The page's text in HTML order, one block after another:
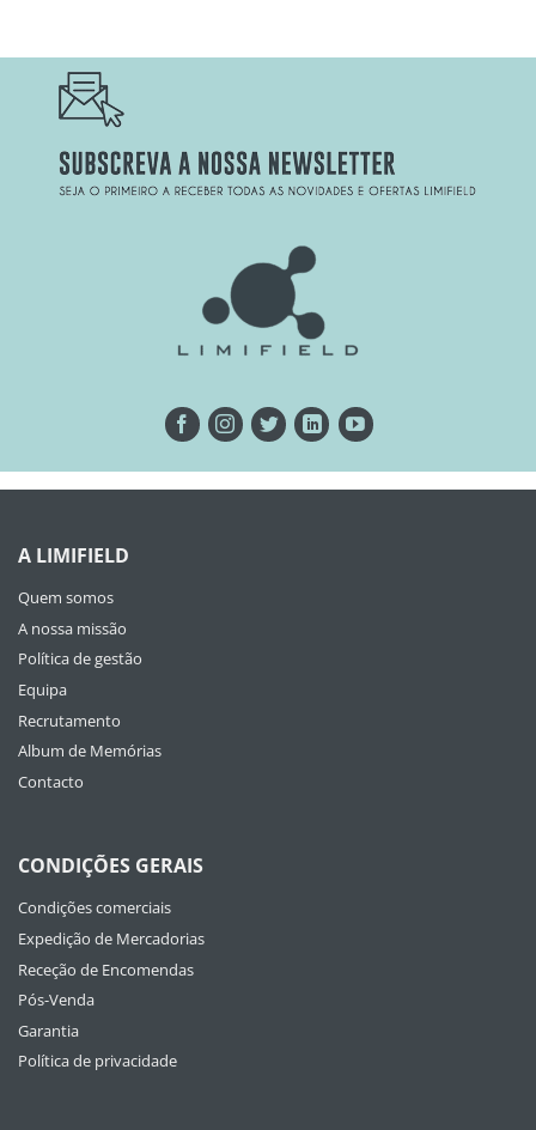
A LIMIFIELD
Quem somos
A nossa missão
Política de gestão
Equipa
Recrutamento
Album de Memórias
Contacto
CONDIÇÕES GERAIS
Condições comerciais
Expedição de Mercadorias
Receção de Encomendas
Pós-Venda
Garantia
Política de privacidade